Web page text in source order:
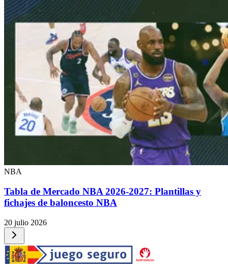
NBA
Tabla de Mercado NBA 2026-2027: Plantillas y
fichajes de baloncesto NBA
20 julio 2026